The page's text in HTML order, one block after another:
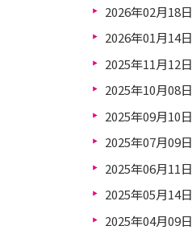
2026年02月18日
2026年01月14日
2025年11月12日
2025年10月08日
2025年09月10日
2025年07月09日
2025年06月11日
2025年05月14日
2025年04月09日